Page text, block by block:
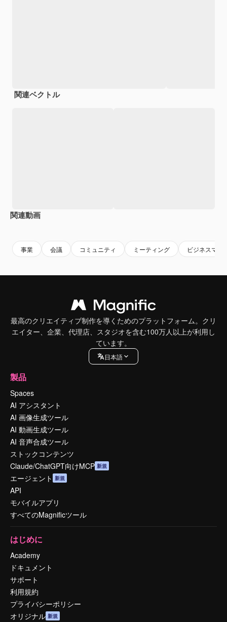
関連ベクトル
関連動画
事業 会議 コミュニティ ミーティング ビジネスマン
最高のクリエイティブ制作を導くためのプラットフォーム。クリ
エイター、企業、代理店、スタジオを含む100万人以上が利用し
ています。
日本語
製品
Spaces
AI アシスタント
AI 画像生成ツール
AI 動画生成ツール
AI 音声合成ツール
ストックコンテンツ
Claude/ChatGPT向けMCP 新規
エージェント 新規
API
モバイルアプリ
すべてのMagnificツール
はじめに
Academy
ドキュメント
サポート
利用規約
プライバシーポリシー
オリジナル 新規